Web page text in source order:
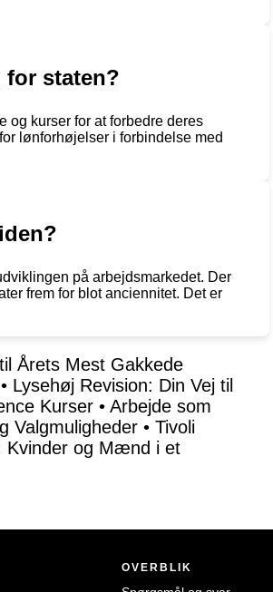
for staten?
og kurser for at forbedre deres
lønforhøjelser i forbindelse med
på arbejdsmarkedet. Der
frem for blot anciennitet. Det er
Årets Mest Gakkede
• Lysehøj Revision: Din Vej til
Kurser • Arbejde som
Valgmuligheder • Tivoli
Kvinder og Mænd i et
OVERBLIK